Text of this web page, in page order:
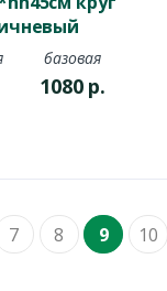
базовая
1080 р.
7 8 9 10